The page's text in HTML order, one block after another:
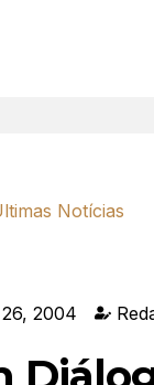
Notícias
2004